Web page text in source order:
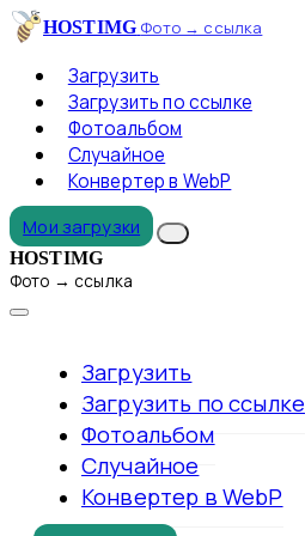
HOSTIMG Фото → ссылка
Загрузить
Загрузить по ссылке
Фотоальбом
Случайное
Конвертер в WebP
Мои загрузки
HOSTIMG
Фото → ссылка
Загрузить
Загрузить по ссылке
Фотоальбом
Случайное
Конвертер в WebP